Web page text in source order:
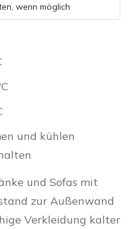
wenn möglich
und kühlen
und Sofas mit
zur Außenwand
Verkleidung kalter